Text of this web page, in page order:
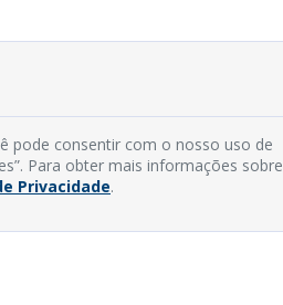
pode consentir com o nosso uso de
Para obter mais informações sobre
Privacidade.